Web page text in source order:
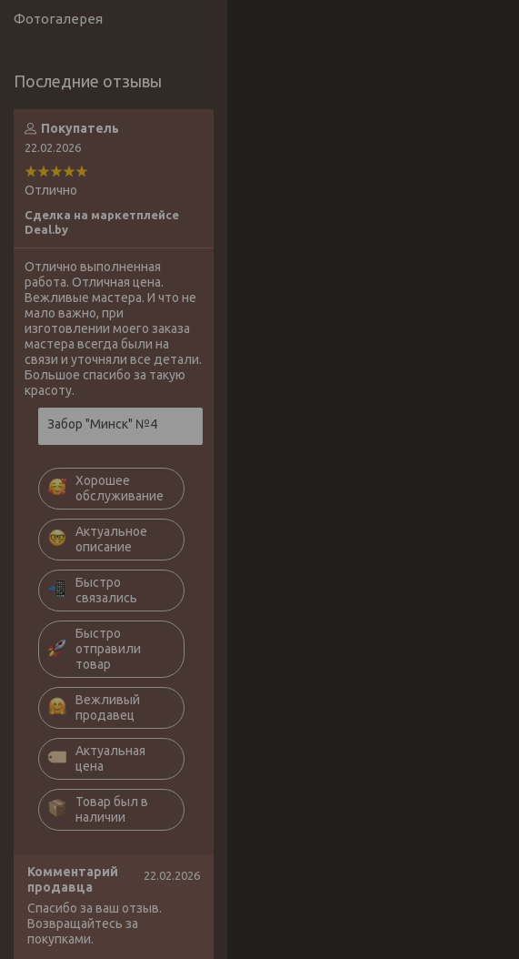
Фотогалерея
Покупатель
22.02.2026
Отлично
Сделка на маркетплейсе
Deal.by
Отлично выполненная
работа. Отличная цена.
Вежливые мастера. И что не
мало важно, при
изготовлении моего заказа
мастера всегда были на
связи и уточняли все детали.
Большое спасибо за такую
красоту.
Забор "Минск" №4
Хорошее
обслуживание
Актуальное
описание
Быстро
связались
Быстро
отправили
товар
Вежливый
продавец
Актуальная
цена
Товар был в
наличии
Комментарий
продавца
22.02.2026
Спасибо за ваш отзыв.
Возвращайтесь за
покупками.